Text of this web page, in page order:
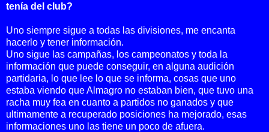
tenía del club?
Uno siempre sigue a todas las divisiones, me encanta
hacerlo y tener información.
Uno sigue las campañas, los campeonatos y toda la
información que puede conseguir, en alguna audición
partidaria, lo que lee lo que se informa, cosas que uno
estaba viendo que Almagro no estaban bien, que tuvo una
racha muy fea en cuanto a partidos no ganados y que
ultimamente a recuperado posiciones ha mejorado, esas
informaciones uno las tiene un poco de afuera.